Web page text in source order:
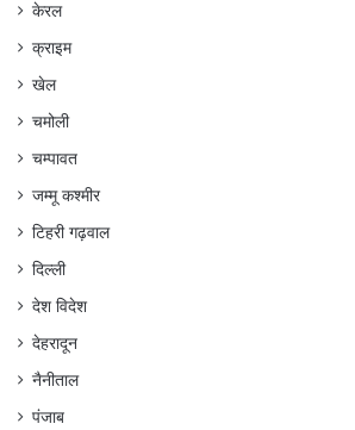
केरल
क्राइम
खेल
चमोली
चम्पावत
जम्मू कश्मीर
टिहरी गढ़वाल
दिल्ली
देश विदेश
देहरादून
नैनीताल
पंजाब